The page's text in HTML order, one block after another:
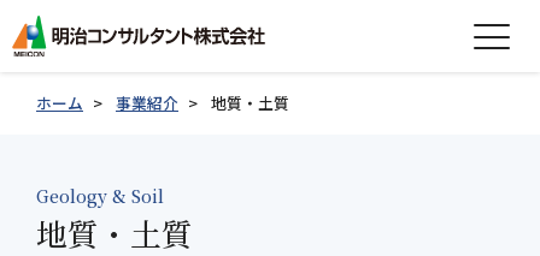
会社情報
製品紹介
ホーム 事業紹介 地質・土質
Geology & Soil
地質・土質